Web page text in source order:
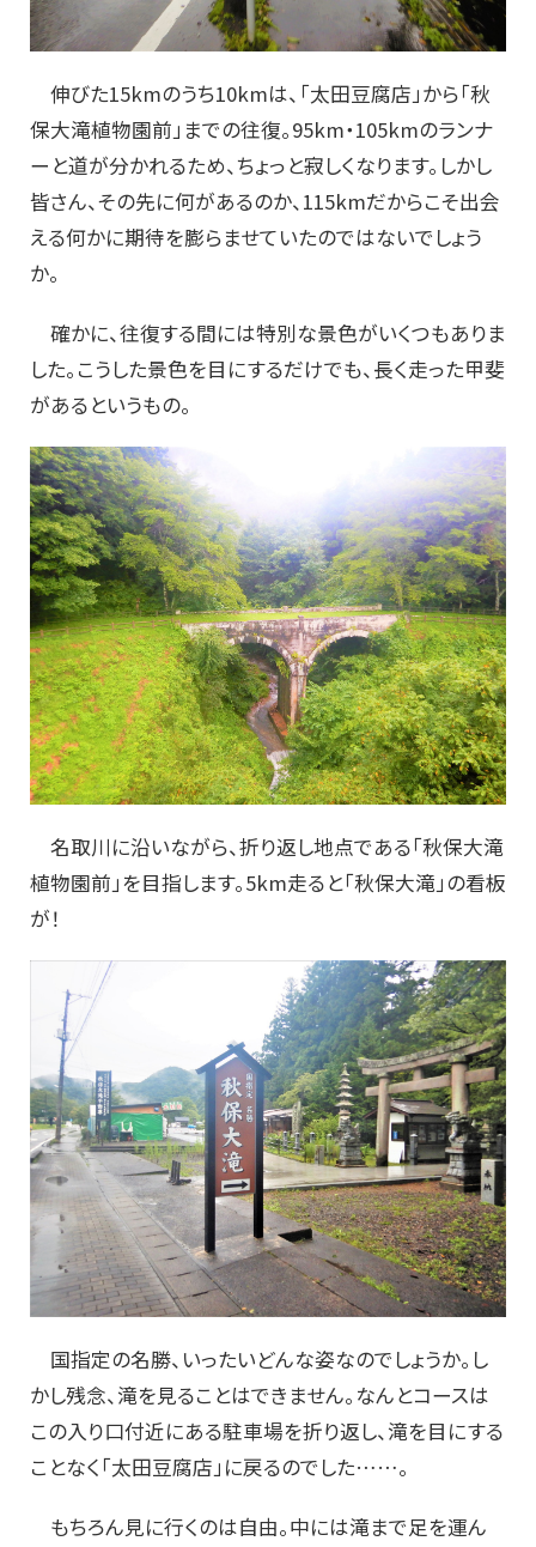
伸びた15kmのうち10kmは、「太田豆腐店」から「秋
保大滝植物園前」までの往復。95km・105kmのランナ
ーと道が分かれるため、ちょっと寂しくなります。しかし
皆さん、その先に何があるのか、115kmだからこそ出会
える何かに期待を膨らませていたのではないでしょう
か。
確かに、往復する間には特別な景色がいくつもありま
した。こうした景色を目にするだけでも、長く走った甲斐
があるというもの。
名取川に沿いながら、折り返し地点である「秋保大滝
植物園前」を目指します。5km走ると「秋保大滝」の看板
が！
国指定の名勝、いったいどんな姿なのでしょうか。し
かし残念、滝を見ることはできません。なんとコースは
この入り口付近にある駐車場を折り返し、滝を目にする
ことなく「太田豆腐店」に戻るのでした……。
もちろん見に行くのは自由。中には滝まで足を運ん